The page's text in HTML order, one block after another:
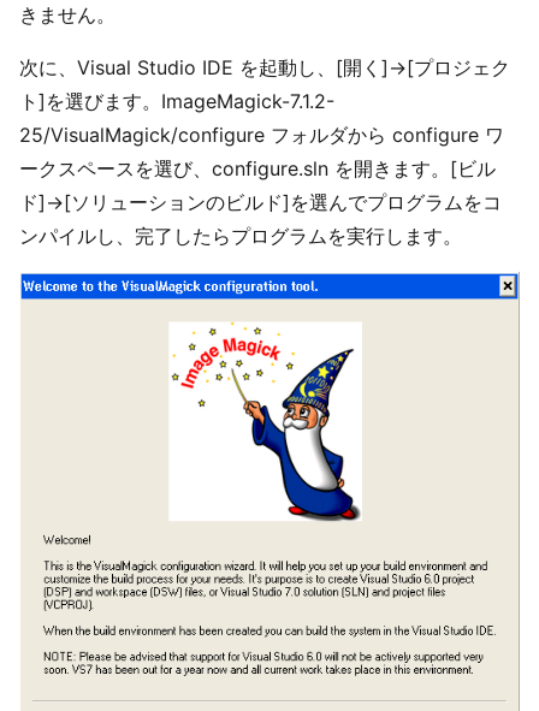
きません。
次に、Visual Studio IDE を起動し、[開く]→[プロジェク
ト]を選びます。ImageMagick-7.1.2-
25/VisualMagick/configure フォルダから configure ワ
ークスペースを選び、configure.sln を開きます。[ビル
ド]→[ソリューションのビルド]を選んでプログラムをコ
ンパイルし、完了したらプログラムを実行します。